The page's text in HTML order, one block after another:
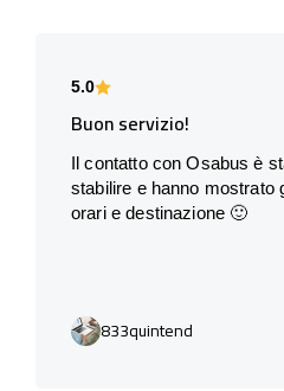
5.0
Buon servizio!
Il contatto con Osabus è
stabilire e hanno mostrato
orari e destinazione 🙂
833quintend